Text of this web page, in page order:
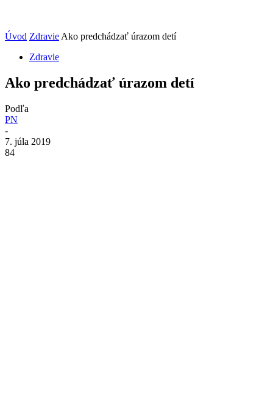
Úvod Zdravie Ako predchádzať úrazom detí
Zdravie
Ako predchádzať úrazom detí
Podľa
PN
-
7. júla 2019
84